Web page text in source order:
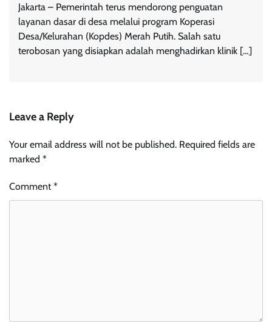
Jakarta – Pemerintah terus mendorong penguatan
layanan dasar di desa melalui program Koperasi
Desa/Kelurahan (Kopdes) Merah Putih. Salah satu
terobosan yang disiapkan adalah menghadirkan klinik […]
Leave a Reply
Your email address will not be published. Required fields are
marked *
Comment*